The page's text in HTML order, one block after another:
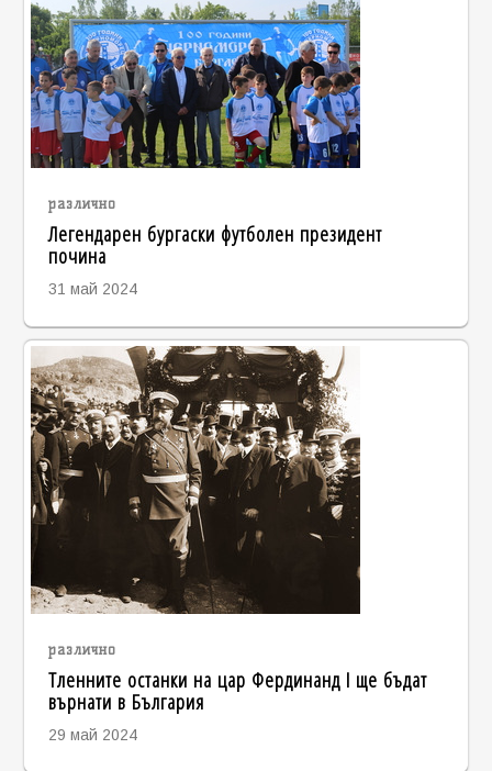
различно
Легендарен бургаски футболен президент
почина
31 май 2024
различно
Тленните останки на цар Фердинанд I ще бъдат
върнати в България
29 май 2024